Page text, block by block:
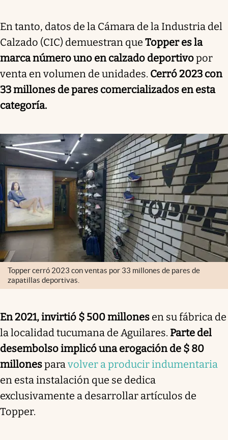
En tanto, datos de la Cámara de la Industria del
Calzado (CIC) demuestran que Topper es la
marca número uno en calzado deportivopor
venta en volumen de unidades. Cerró 2023 con
33 millones de pares comercializados en esta
categoría.
Topper cerró 2023 con ventas por 33 millones de pares de
zapatillas deportivas.
En 2021, invirtió $ 500 millones en su fábrica de
la localidad tucumana de Aguilares. Parte del
desembolso implicó una erogación de $ 80
millonespara volver a producir indumentaria
en esta instalación que se dedica
exclusivamente a desarrollar artículos de
Topper.